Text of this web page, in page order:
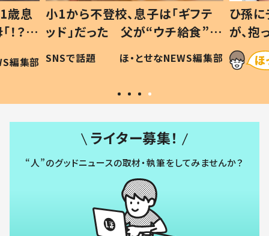
フテ
食”を
編集部
ひ孫にデレデレな80歳じいじ
が、抱っこすると…ひ孫の反応に
「涙が出ました」「可愛くて仕方な
い」
ほ・とせなNEWS編集部
ライター募集！
“人”のグッドニュースの取材・執筆をしてみませんか？